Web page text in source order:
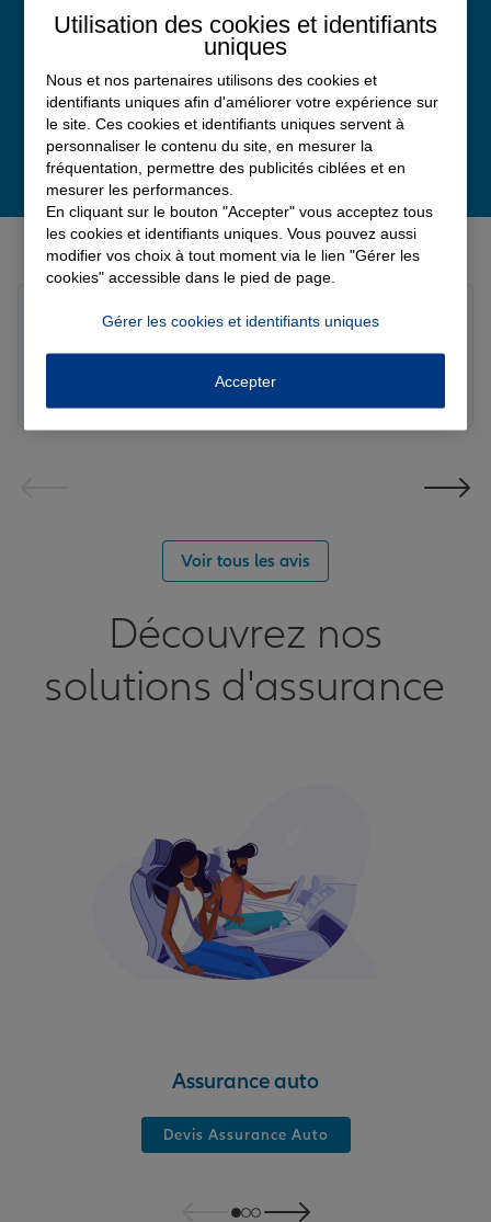
Derniers avis de nos agences Allianz
Le 08/08/2026 - Agence PAVILLY
Bon suivi de mon sinistre, merci
Voir tous les avis
Découvrez nos
solutions d'assurance
Assurance auto
Devis Assurance Auto
Utilisation des cookies et identifiants
uniques
Nous et nos partenaires utilisons des cookies et
identifiants uniques afin d'améliorer votre expérience sur
le site. Ces cookies et identifiants uniques servent à
personnaliser le contenu du site, en mesurer la
fréquentation, permettre des publicités ciblées et en
mesurer les performances.
En cliquant sur le bouton "Accepter" vous acceptez tous
les cookies et identifiants uniques. Vous pouvez aussi
modifier vos choix à tout moment via le lien "Gérer les
cookies" accessible dans le pied de page.
Gérer les cookies et identifiants uniques
Accepter